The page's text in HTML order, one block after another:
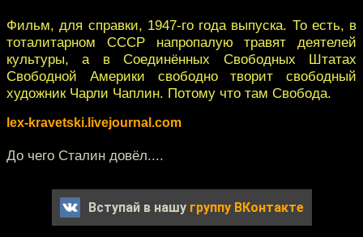
Фильм, для справки, 1947-го года выпуска. То есть, в
тоталитарном СССР напропалую травят деятелей
культуры, а в Соединённых Свободных Штатах
Свободной Америки свободно творит свободный
художник Чарли Чаплин. Потому что там Свобода.
lex-kravetski.livejournal.com
До чего Сталин довёл....
Вступай в нашу группу ВКонтакте